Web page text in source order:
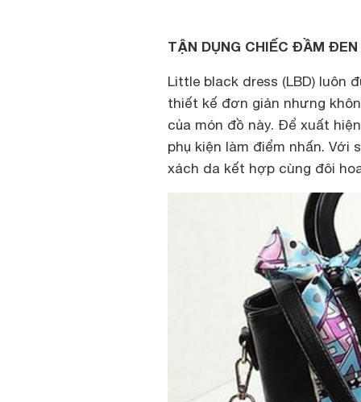
TẬN DỤNG CHIẾC ĐẦM
Little black dress (LBD) luôn
thiết kế đơn giản nhưng
của món đồ này. Để xuất
phụ kiện làm điểm nhấn.
xách da kết hợp cùng đôi